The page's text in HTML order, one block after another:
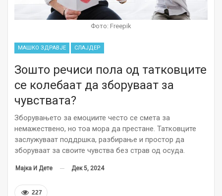
Фото: Freepik
МАШКО ЗДРАВЈЕ СЛАЈДЕР
Зошто речиси пола од татковците
се колебаат да зборуваат за
чувствата?
Зборувањето за емоциите често се смета за
немажествено, но тоа мора да престане. Татковците
заслужуваат поддршка, разбирање и простор да
зборуваат за своите чувства без страв од осуда.
Мајка И Дете Дек 5, 2024
227